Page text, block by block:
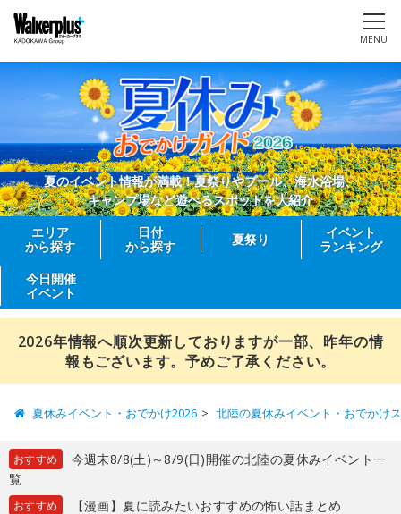
MENU
夏のイベント情報が満載！夏祭りやプール、海水浴場、
キャンプ場など遊べるスポットを大紹介
エリア
から探す
日付
から探す
夏祭り
イベント
ランキング
今日開催
イベント
2026年情報へ順次更新しておりますが一部、昨年の情
報もございます。予めご了承ください。
夏休みイベント・おでかけ2026 北陸の夏休みイベント・おでかけ
おすすめ
今週末8/8(土)～8/9(日)開催の北陸の夏休みイベント一
覧
おすすめ 【漫画】夏に読みたいおすすめの怖い話まとめ